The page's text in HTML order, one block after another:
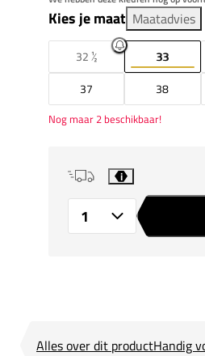
Kies je maat Maatadvies
32 ½ 33
37
38
Nog maar 2 beschikbaar!
i
Alles over dit productHandig